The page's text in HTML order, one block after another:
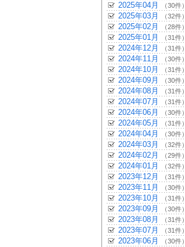
2025年04月 （30件）
2025年03月 （32件）
2025年02月 （28件）
2025年01月 （31件）
2024年12月 （31件）
2024年11月 （30件）
2024年10月 （31件）
2024年09月 （30件）
2024年08月 （31件）
2024年07月 （31件）
2024年06月 （30件）
2024年05月 （31件）
2024年04月 （30件）
2024年03月 （32件）
2024年02月 （29件）
2024年01月 （32件）
2023年12月 （31件）
2023年11月 （30件）
2023年10月 （31件）
2023年09月 （30件）
2023年08月 （31件）
2023年07月 （31件）
2023年06月 （30件）